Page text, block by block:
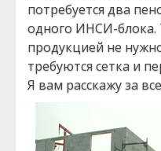
потребуется два
одного ИНСИ-блока.
продукцией не
требуются сетка и
Я вам расскажу за